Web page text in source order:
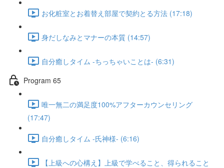
お化粧室とお着替え部屋で契約とる方法 (17:18)
身だしなみとマナーの本質 (14:57)
自分癒しタイム -ちっちゃいことは- (6:31)
Program 65
唯一無二の満足度100%アフターカウンセリング
(17:47)
自分癒しタイム -氏神様- (6:16)
【上級への心構え】上級で学べること、得られること